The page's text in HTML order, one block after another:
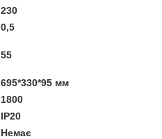
230
0,5
55
695*330*95 мм
1800
IP20
Немає